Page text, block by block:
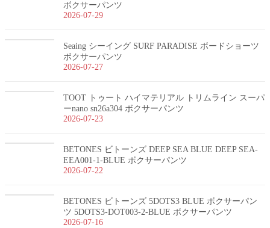
ボクサーパンツ
2026-07-29
Seaing シーイング SURF PARADISE ボードショーツ
ボクサーパンツ
2026-07-27
TOOT トゥート ハイマテリアル トリムライン スーパ
ーnano sn26a304 ボクサーパンツ
2026-07-23
BETONES ビトーンズ DEEP SEA BLUE DEEP SEA-
EEA001-1-BLUE ボクサーパンツ
2026-07-22
BETONES ビトーンズ 5DOTS3 BLUE ボクサーパン
ツ 5DOTS3-DOT003-2-BLUE ボクサーパンツ
2026-07-16